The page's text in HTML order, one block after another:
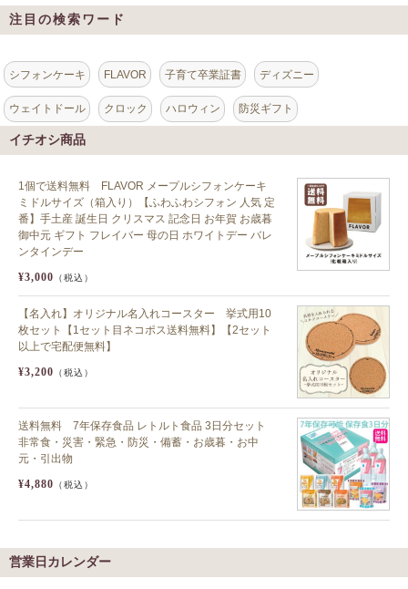
注目の検索ワード
シフォンケーキ FLAVOR 子育て卒業証書 ディズニー
ウェイトドール クロック ハロウィン 防災ギフト
イチオシ商品
1個で送料無料 FLAVOR メープルシフォンケーキ
ミドルサイズ（箱入り）【ふわふわシフォン 人気 定
番】手土産 誕生日 クリスマス 記念日 お年賀 お歳暮
御中元 ギフト フレイバー 母の日 ホワイトデー バレ
ンタインデー
¥3,000 （税込）
【名入れ】オリジナル名入れコースター 挙式用10
枚セット【1セット目ネコポス送料無料】【2セット
以上で宅配便無料】
¥3,200 （税込）
送料無料 7年保存食品 レトルト食品 3日分セット
非常食・災害・緊急・防災・備蓄・お歳暮・お中
元・引出物
¥4,880 （税込）
営業日カレンダー